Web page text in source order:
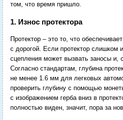
том, что время пришло.
1. Износ протектора
Протектор – это то, что
с дорогой. Если протектор слишком
сцепления может вызвать заносы и,
Согласно стандартам, глубина
не менее 1.6 мм для легковых
проверить глубину с помощью
с изображением герба вниз в
полностью виден, значит, пора за